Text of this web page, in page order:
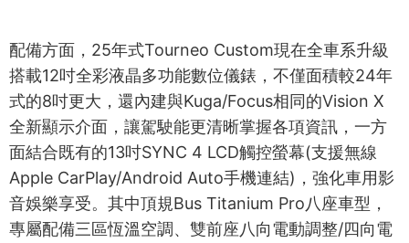
配備方面，25年式Tourneo Custom現在全車系升級
搭載12吋全彩液晶多功能數位儀錶，不僅面積較24年
式的8吋更大，還內建與Kuga/Focus相同的Vision X
全新顯示介面，讓駕駛能更清晰掌握各項資訊，一方
面結合既有的13吋SYNC 4 LCD觸控螢幕(支援無線
Apple CarPlay/Android Auto手機連結)，強化車用影
音娛樂享受。其中頂規Bus Titanium Pro八座車型，
專屬配備三區恆溫空調、雙前座八向電動調整/四向電